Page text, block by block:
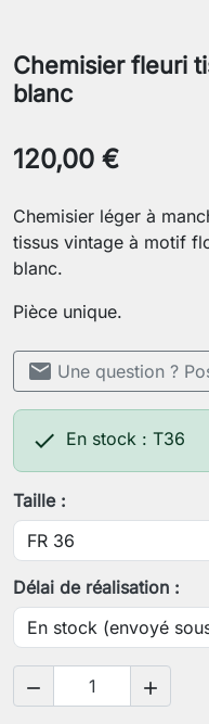
Chemisier fleuri
blanc
120,00 €
Chemisier léger à
tissus vintage à motif
blanc.
Pièce unique.
mail Une question ?
 En stock : T36
Taille :
Délai de réalisation :
 